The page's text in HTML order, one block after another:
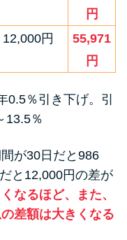
円
12,000円
55,971
円
％引き下げ。引
13.5％
が30日だと986
と12,000円の差が
なるほど、また、
差額は大きくなる